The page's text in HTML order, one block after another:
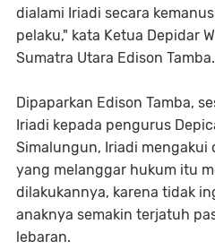
dialami Iriadi secara
pelaku," kata Ketua Depidar
Sumatra Utara Edison Tamba.
Dipaparkan Edison Tamba,
Iriadi kepada pengurus
Simalungun, Iriadi mengakui
yang melanggar hukum itu
dilakukannya, karena tidak
anaknya semakin terjatuh
lebaran.